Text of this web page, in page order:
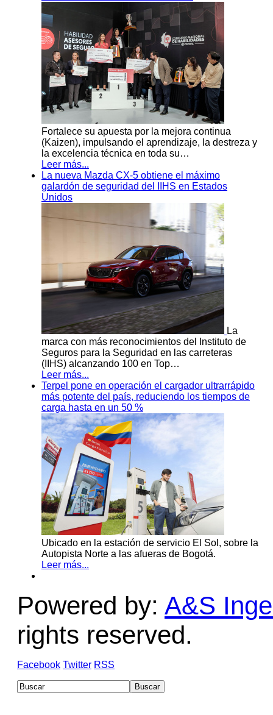
Fortalece su apuesta por la mejora continua
(Kaizen), impulsando el aprendizaje, la destreza y
la excelencia técnica en toda su…
Leer más...
La nueva Mazda CX-5 obtiene el máximo
galardón de seguridad del IIHS en Estados
Unidos
La
marca con más reconocimientos del Instituto de
Seguros para la Seguridad en las carreteras
(IIHS) alcanzando 100 en Top…
Leer más...
Terpel pone en operación el cargador ultrarrápido
más potente del país, reduciendo los tiempos de
carga hasta en un 50 %
Ubicado en la estación de servicio El Sol, sobre la
Autopista Norte a las afueras de Bogotá.
Leer más...
Powered by: A&S
rights reserved.
Facebook Twitter RSS